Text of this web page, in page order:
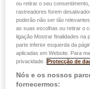
publicado no
Reforma
muda em
ou retirar o seu
rastreadores forem
poderão não ser tão
as suas escolhas ou retirar o
ligação Mostrar finalidades na
parte inferior esquerda da
aplicadas em Website. Para
privacidade.
Protecção de
Nós e os nossos
fornecermos: